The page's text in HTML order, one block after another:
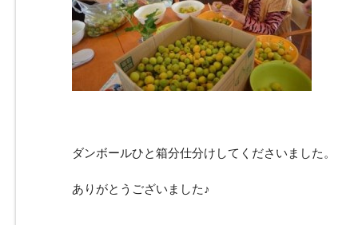
ダンボールひと箱分仕分けしてくださいました。
ありがとうございました♪